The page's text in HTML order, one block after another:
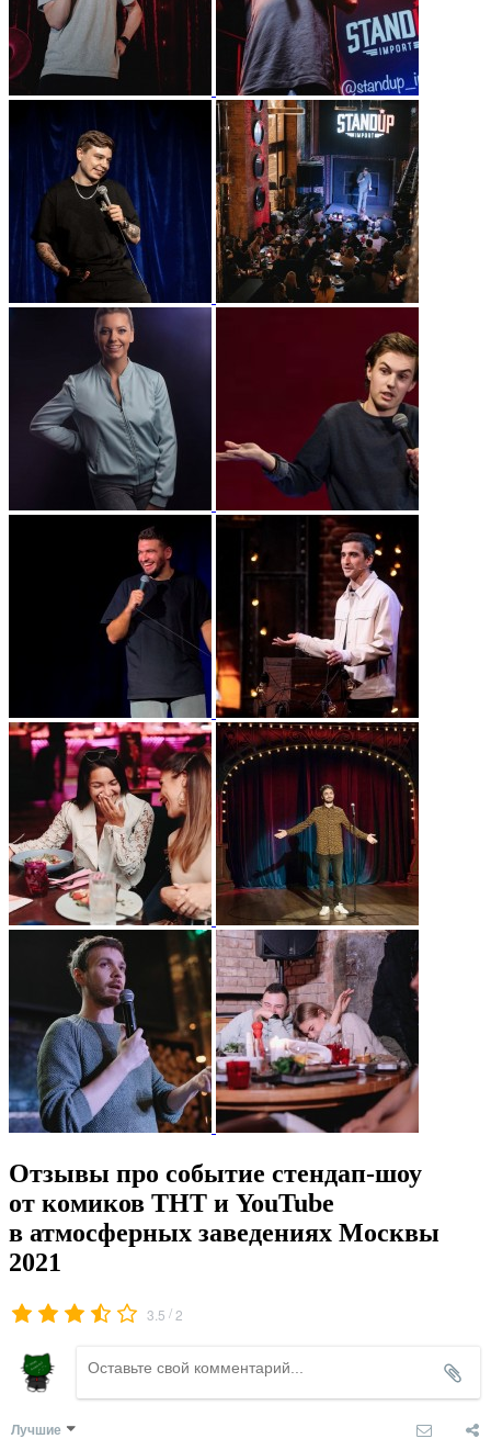
Отзывы про событие стендап-шоу
от комиков ТНТ и YouTube
в атмосферных заведениях Москвы
2021
3.5 /2
Лучшие